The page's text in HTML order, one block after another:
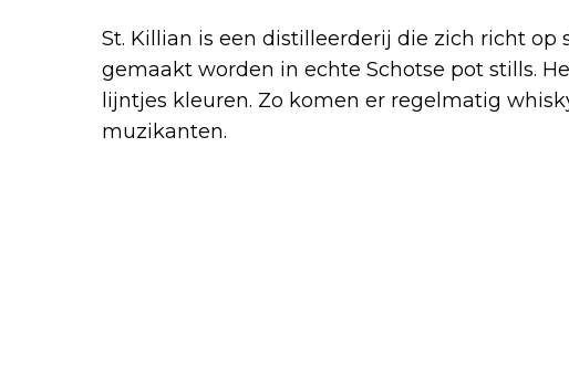
St. Killian is een distilleerderij die zich richt op
gemaakt worden in echte Schotse pot stills.
lijntjes kleuren. Zo komen er regelmatig
muzikanten.